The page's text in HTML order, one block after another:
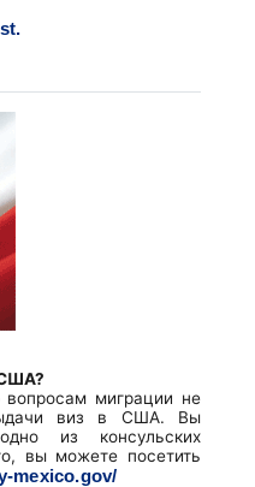
США?
вопросам миграции не
виз в США. Вы
из консульских
вы можете посетить
mexico.gov/